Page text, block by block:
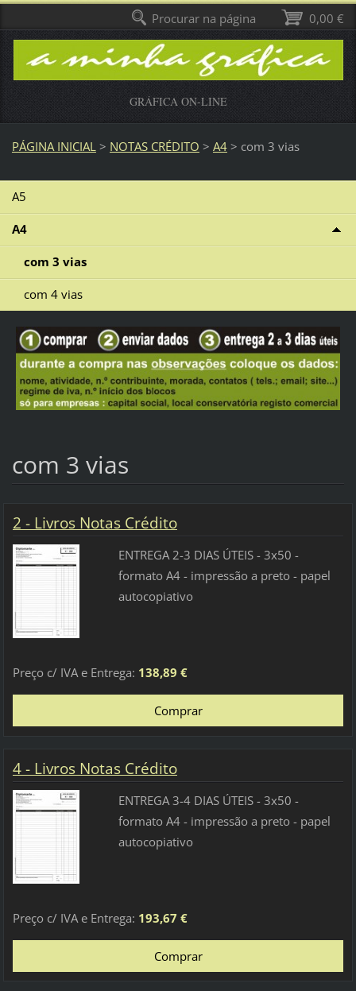
GRÁFICA ON-LINE
PÁGINA INICIAL > NOTAS CRÉDITO > A4 > com 3 vias
A5
A4
com 3 vias
com 4 vias
com 3 vias
2 - Livros Notas Crédito
ENTREGA 2-3 DIAS ÚTEIS - 3x50 -
formato A4 - impressão a preto - papel
autocopiativo
Preço c/ IVA e Entrega: 138,89 €
4 - Livros Notas Crédito
ENTREGA 3-4 DIAS ÚTEIS - 3x50 -
formato A4 - impressão a preto - papel
autocopiativo
Preço c/ IVA e Entrega: 193,67 €
0,00 €
Procurar na página